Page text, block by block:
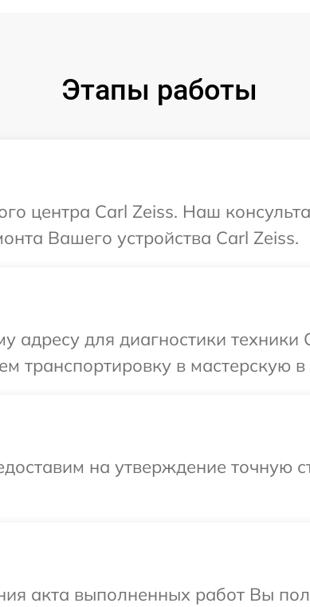
Этапы работы
центра Carl Zeiss. Наш
Вашего устройства Carl Zeiss.
адресу для диагностики техники
транспортировку в мастерскую
на утверждение точную
акта выполненных работ Вы